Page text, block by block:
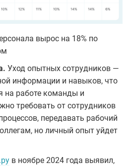
вырос на 18% по
Уход опытных сотрудников —
информации и навыков, что
на работе команды и
требовать от сотрудников
передавать рабочий
но личный опыт уйдет
в ноябре 2024 года выявил,